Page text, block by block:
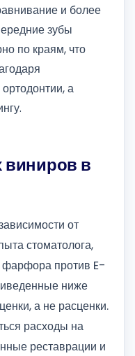
и более
зубы
по краям, что
а
виниров в
от
стоматолога,
фарфора против E-
ниже
а не расценки.
расходы на
реставрации и